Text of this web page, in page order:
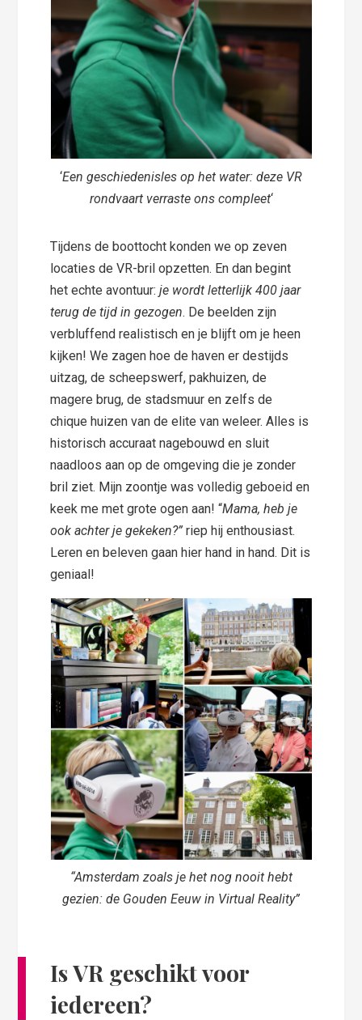
‘Een geschiedenisles op het water: deze VR
rondvaart verraste ons compleet‘
Tijdens de boottocht konden we op zeven
locaties de VR-bril opzetten. En dan begint
het echte avontuur:je wordt letterlijk 400 jaar
terug de tijd in gezogen. De beelden zijn
verbluffend realistisch en je blijft om je heen
kijken! We zagen hoe de haven er destijds
uitzag, de scheepswerf, pakhuizen, de
magere brug, de stadsmuur en zelfs de
chique huizen van de elite van weleer. Alles is
historisch accuraat nagebouwd en sluit
naadloos aan op de omgeving die je zonder
bril ziet. Mijn zoontje was volledig geboeid en
keek me met grote ogen aan! “Mama, heb je
ook achter je gekeken?” riep hij enthousiast.
Leren en beleven gaan hier hand in hand. Dit is
geniaal!
“Amsterdam zoals je het nog nooit hebt
gezien: de Gouden Eeuw in Virtual Reality”
Is VR geschikt voor
iedereen?